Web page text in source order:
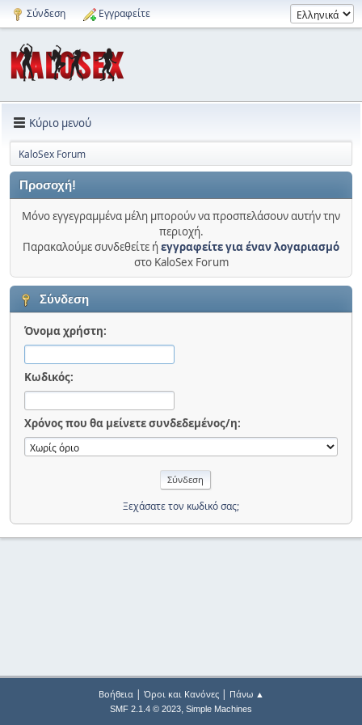
Σύνδεση Εγγραφείτε
Κύριο μενού
KaloSex Forum
Προσοχή!
Μόνο εγγεγραμμένα μέλη μπορούν να προσπελάσουν αυτήν την
περιοχή.
Παρακαλούμε συνδεθείτε ήεγγραφείτε για έναν λογαριασμό
στο KaloSex Forum
Σύνδεση
Όνομα χρήστη:
Κωδικός:
Χρόνος που θα μείνετε συνδεδεμένος/η:
Ξεχάσατε τον κωδικό σας;
Βοήθεια| Όροι και Κανόνες| Πάνω ▲
SMF 2.1.4 © 2023, Simple Machines